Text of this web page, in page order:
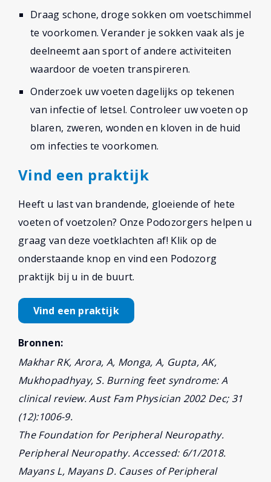
Draag schone, droge sokken om voetschimmel
te voorkomen. Verander je sokken vaak als je
deelneemt aan sport of andere activiteiten
waardoor de voeten transpireren.
Onderzoek uw voeten dagelijks op tekenen
van infectie of letsel. Controleer uw voeten op
blaren, zweren, wonden en kloven in de huid
om infecties te voorkomen.
Vind een praktijk
Heeft u last van brandende, gloeiende of hete
voeten of voetzolen? Onze Podozorgers helpen u
graag van deze voetklachten af! Klik op de
onderstaande knop en vind een Podozorg
praktijk bij u in de buurt.
Vind een praktijk
Bronnen:
Makhar RK, Arora, A, Monga, A, Gupta, AK,
Mukhopadhyay, S. Burning feet syndrome: A
clinical review. Aust Fam Physician 2002 Dec; 31
(12):1006-9.
The Foundation for Peripheral Neuropathy.
Peripheral Neuropathy. Accessed: 6/1/2018.
Mayans L, Mayans D. Causes of Peripheral